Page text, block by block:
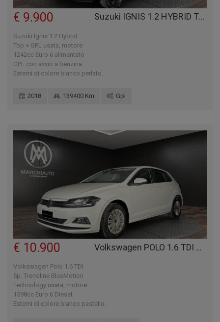
Suzuki IGNIS 1.2 HYBRID TOP + GPL
€ 9.900
Suzuki Ignis 1.2 Hybrid
Top + GPL usata, motore
1242cc Euro 6 alimentato
GPL con avvio a benzina.
Esterni di colore bianco perlato.
2018 139400 Km Gpl
Volkswagen POLO 1.6 TDI 5P. TRENDLINE BLUEMOTION TECHNOLOGY
€ 10.900
Volkswagen Polo 1.6 TDI
5p. Trendline BlueMotion
Technology usata, motore
1598cc Euro 6 Diesel.
Esterni di colore bianco pastello.